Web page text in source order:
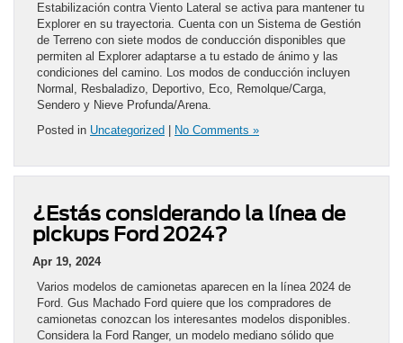
Estabilización contra Viento Lateral se activa para mantener tu
Explorer en su trayectoria. Cuenta con un Sistema de Gestión
de Terreno con siete modos de conducción disponibles que
permiten al Explorer adaptarse a tu estado de ánimo y las
condiciones del camino. Los modos de conducción incluyen
Normal, Resbaladizo, Deportivo, Eco, Remolque/Carga,
Sendero y Nieve Profunda/Arena.
Posted in Uncategorized No Comments »
¿Estás considerando la línea de
pickups Ford 2024?
Apr 19, 2024
Varios modelos de camionetas aparecen en la línea 2024 de
Ford. Gus Machado Ford quiere que los compradores de
camionetas conozcan los interesantes modelos disponibles.
Considera la Ford Ranger, un modelo mediano sólido que